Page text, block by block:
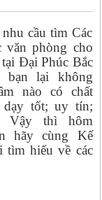
cầu tìm Các
văn phòng cho
Đại Phúc Bắc
bạn lại không
nào có chất
dạy tốt; uy tín;
Vậy thì hôm
hãy cùng Kế
tìm hiểu về các